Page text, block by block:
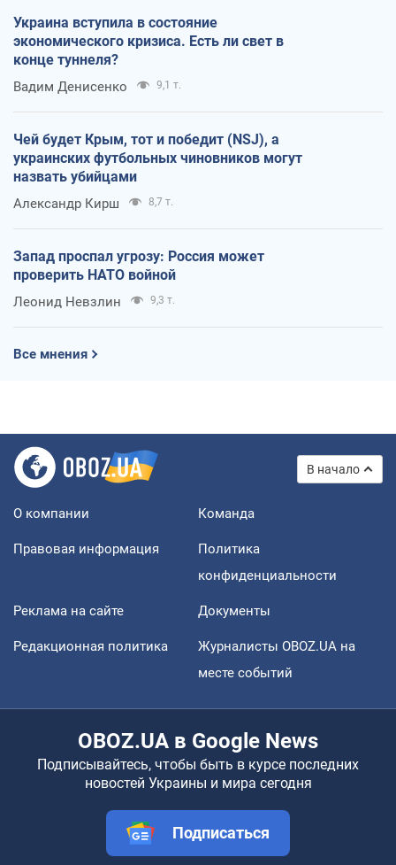
Украина вступила в состояние
экономического кризиса. Есть ли свет в
конце туннеля?
Вадим Денисенко 9,1 т.
Чей будет Крым, тот и победит (NSJ), а
украинских футбольных чиновников могут
назвать убийцами
Александр Кирш 8,7 т.
Запад проспал угрозу: Россия может
проверить НАТО войной
Леонид Невзлин 9,3 т.
Все мнения
В начало
О компании Команда
Правовая информация
Политика
конфиденциальности
Реклама на сайте Документы
Редакционная политика
Журналисты OBOZ.UA на
месте событий
OBOZ.UA в Google News
Подписывайтесь, чтобы быть в курсе последних
новостей Украины и мира сегодня
Подписаться